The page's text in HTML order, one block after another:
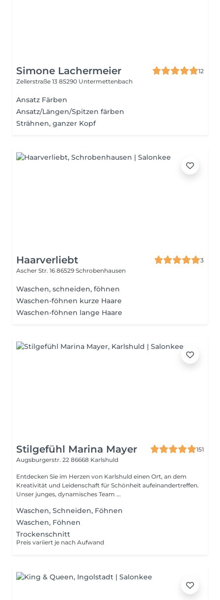
Simone Lachermeier
12
Zellerstraße 13 85290 Untermettenbach
Ansatz Färben
Ansatz/Längen/Spitzen färben
Strähnen, ganzer Kopf
Haarverliebt
3
Ascher Str. 16 86529 Schrobenhausen
Waschen, schneiden, föhnen
Waschen-föhnen kurze Haare
Waschen-föhnen lange Haare
Stilgefühl Marina Mayer
151
Augsburgerstr. 22 86668 Karlshuld
Entdecken Sie im Herzen von Karlshuld einen Ort, an dem
Kreativität und Leidenschaft für Schönheit aufeinandertreffen.
Unser junges, dynamisches Team ...
Waschen, Schneiden, Föhnen
Waschen, Föhnen
Trockenschnitt
Preis variiert je nach Aufwand